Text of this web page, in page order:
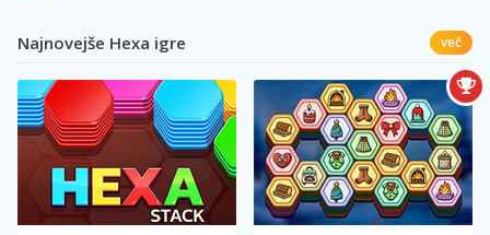
Najnovejše Hexa igre več